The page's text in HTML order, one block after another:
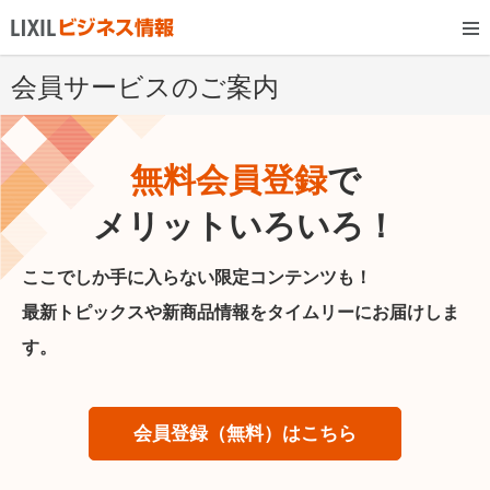
会員サービスのご案内
無料会員登録で
メリットいろいろ！
ここでしか手に入らない限定コンテンツも！
最新トピックスや新商品情報をタイムリーにお届けしま
す。
会員登録（無料）はこちら